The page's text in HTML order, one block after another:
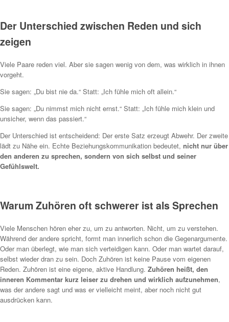
Der Unterschied zwischen Reden und sich
zeigen
Viele Paare reden viel. Aber sie sagen wenig von dem, was wirklich in ihnen
vorgeht.
Sie sagen: „Du bist nie da.“ Statt: „Ich fühle mich oft allein.“
Sie sagen: „Du nimmst mich nicht ernst.“ Statt: „Ich fühle mich klein und
unsicher, wenn das passiert.“
Der Unterschied ist entscheidend: Der erste Satz erzeugt Abwehr. Der zweite
lädt zu Nähe ein. Echte Beziehungskommunikation bedeutet, nicht nur über
den anderen zu sprechen, sondern von sich selbst und seiner
Gefühlswelt.
Warum Zuhören oft schwerer ist als Sprechen
Viele Menschen hören eher zu, um zu antworten. Nicht, um zu verstehen.
Während der andere spricht, formt man innerlich schon die Gegenargumente.
Oder man überlegt, wie man sich verteidigen kann. Oder man wartet darauf,
selbst wieder dran zu sein. Doch Zuhören ist keine Pause vom eigenen
Reden. Zuhören ist eine eigene, aktive Handlung. Zuhören heißt, den
inneren Kommentar kurz leiser zu drehen und wirklich aufzunehmen,
was der andere sagt und was er vielleicht meint, aber noch nicht gut
ausdrücken kann.